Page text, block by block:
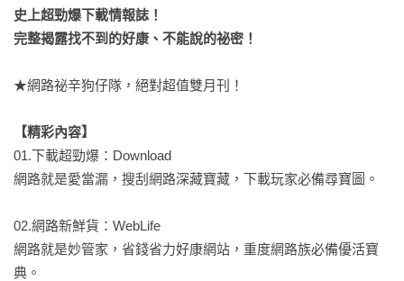
史上超勁爆下載情報誌！
完整揭露找不到的好康、不能說的祕密！
★網路祕辛狗仔隊，絕對超值雙月刊！
【精彩內容】
01.下載超勁爆：Download
網路就是愛當漏，搜刮網路深藏寶藏，下載玩家必備尋寶圖。
02.網路新鮮貨：WebLife
網路就是妙管家，省錢省力好康網站，重度網路族必備優活寶
典。